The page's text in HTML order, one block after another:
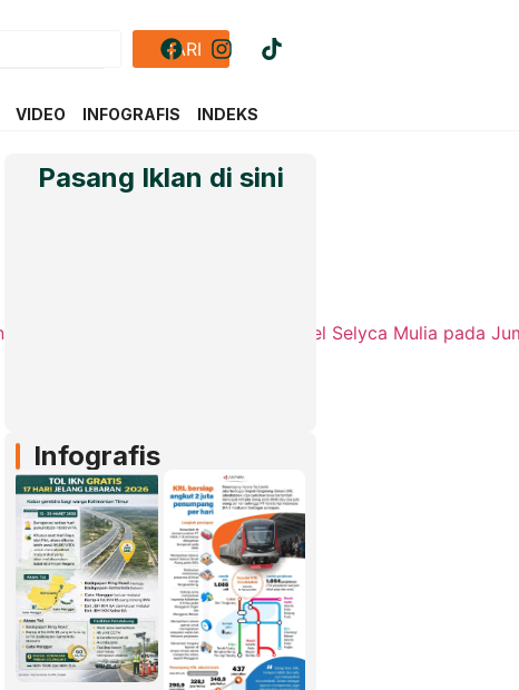
CARI
VIDEO INFOGRAFIS INDEKS
Pasang Iklan di sini
Infografis